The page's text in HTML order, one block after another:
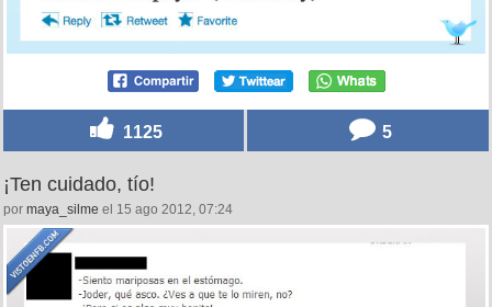
1125 5
¡Ten cuidado, tío!
por maya_silme el 15 ago 2012, 07:24